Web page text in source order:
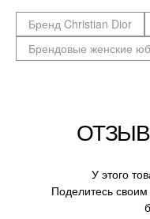
Бренд Christian Dior
Брендовые женские
У этого
Поделитесь